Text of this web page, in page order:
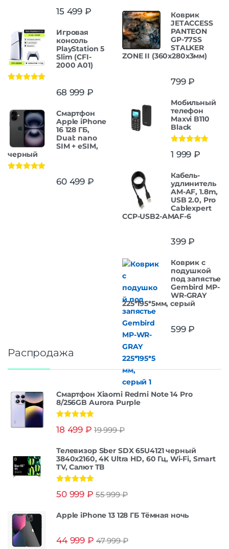
15 499 ₽
Игровая
консоль
PlayStation 5
Slim (CFI-
2000 A01)
68 999 ₽
Смартфон
Apple iPhone
16 128 ГБ,
Dual: nano
SIM + eSIM,
черный
60 499 ₽
Коврик
JETACCESS
PANTEON
GP-77SS
STALKER
ZONE II (360x280x3мм)
799₽
Мобильный
телефон
Maxvi B110
Black
из 5
1 999 ₽
Кабель-
удлинитель
AM-AF, 1.8m,
USB 2.0, Pro
Cablexpert
CCP-USB2-AMAF-6
399₽
Коврик с
подушкой
под запястье
Gembird MP-
WR-GRAY
225*195*5мм, серый
599₽
Распродажа
Смартфон Xiaomi Redmi Note 14 Pro
8/256GB Aurora Purple
из 5
18 499 ₽ 19 999₽
Телевизор Sber SDX 65U4121 черный
3840x2160, 4K Ultra HD, 60 Гц, Wi-Fi, Smart
TV, Салют ТВ
из 5
50 999 ₽ 55 999₽
Apple iPhone 13 128 ГБ Тёмная ночь
44 999 ₽ 47 999₽